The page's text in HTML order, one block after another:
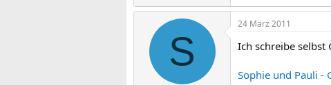
S
24 März 2011
Ich schreibe selbst
Sophie und Pauli -